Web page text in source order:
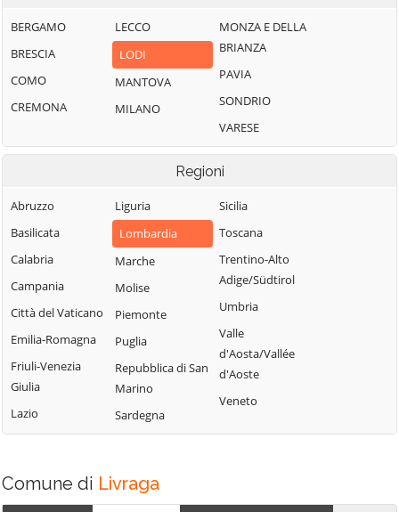
Bocca d'Adda
d'Adda
Vidardo
Cavenago d'Adda
Cervignano
d'Adda
Codogno
Comazzo
Cornegliano
Laudense
Mairago
Maleo
Marudo
Massalengo
Lombardo
Mulazzano
Sant'Angelo
Lodigiano
Santo Stefano
Senna Lodigiana
Somaglia
Sordio
Tavazzano con
Villavesco
Terranova dei
Lodigiano
Valera Fratta
Villanova del
BERGAMO
BRESCIA
COMO
CREMONA
LECCO
LODI
MANTOVA
MILANO
MONZA E DELLA
BRIANZA
PAVIA
SONDRIO
VARESE
Regioni
Abruzzo
Basilicata
Calabria
Campania
Città del Vaticano
Emilia-Romagna
Friuli-Venezia
Giulia
Lazio
Liguria
Lombardia
Marche
Molise
Piemonte
Puglia
Repubblica di San
Marino
Sardegna
Sicilia
Toscana
Trentino-Alto
Adige/Südtirol
Umbria
Valle
d'Aosta/Vallée
d'Aoste
Veneto
Comune di Livraga